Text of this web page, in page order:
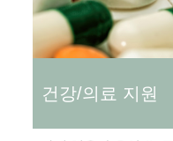
건강/의료 지원